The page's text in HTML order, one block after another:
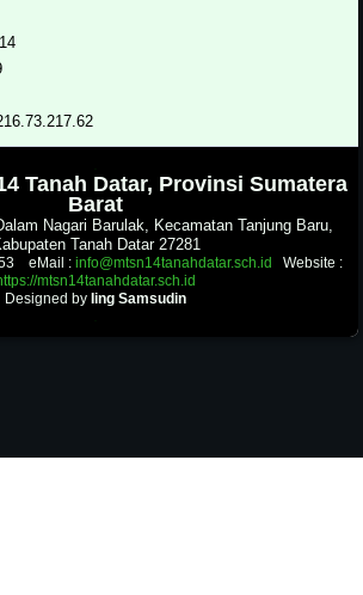
Tanah Datar, Provinsi Sumatera
Barat
Nagari Barulak, Kecamatan Tanjung Baru,
Tanah Datar 27281
eMail : info@mtsn14tanahdatar.sch.id
Website :
mtsn14tanahdatar.sch.id
Designed by Iing Samsudin